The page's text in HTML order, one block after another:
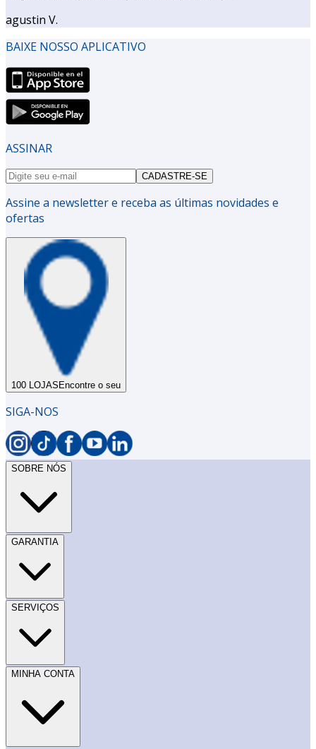
agustin V.
BAIXE NOSSO APLICATIVO
ASSINAR
CADASTRE-SE
Assine a newsletter e receba as últimas novidades e
ofertas
100 LOJAS Encontre o seu
SIGA-NOS
SOBRE NÓS
GARANTIA
SERVIÇOS
MINHA CONTA